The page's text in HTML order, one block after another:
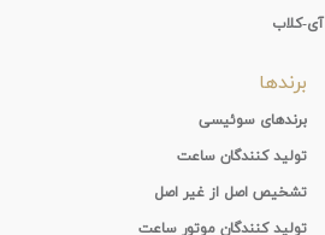
آی-کلاب
برندها
برندهای سوئیسی
تولید کنندگان ساعت
تشخیص اصل از غیر اصل
تولید کنندگان موتور ساعت